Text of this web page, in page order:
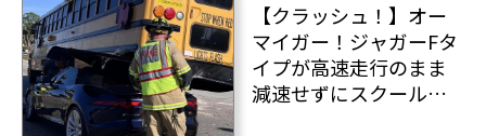
【クラッシュ！】オー
マイガー！ジャガーFタ
イプが高速走行のまま
減速せずにスクールバ